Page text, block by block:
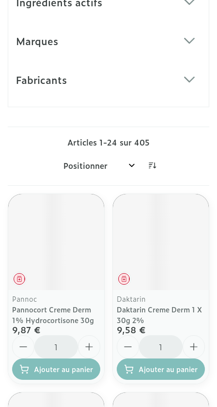
Marques
Fabricants
Articles 1-24 sur 405
Trier par:
Médicament
Pannoc
Pannocort Creme Derm
1% Hydrocortisone 30g
9,87 €
Ajouter au panier
Médicament
Daktarin
Daktarin Creme Derm 1 X
30g 2%
9,58 €
Ajouter au panier